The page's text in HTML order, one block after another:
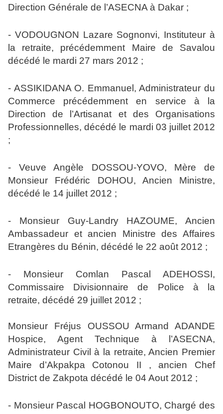
Direction Générale de l’ASECNA à Dakar ;
- VODOUGNON Lazare Sognonvi, Instituteur à
la retraite, précédemment Maire de Savalou
décédé le mardi 27 mars 2012 ;
- ASSIKIDANA O. Emmanuel, Administrateur du
Commerce précédemment en service à la
Direction de l’Artisanat et des Organisations
Professionnelles, décédé le mardi 03 juillet 2012
;
- Veuve Angèle DOSSOU-YOVO, Mère de
Monsieur Frédéric DOHOU, Ancien Ministre,
décédé le 14 juillet 2012 ;
- Monsieur Guy-Landry HAZOUME, Ancien
Ambassadeur et ancien Ministre des Affaires
Etrangères du Bénin, décédé le 22 août 2012 ;
- Monsieur Comlan Pascal ADEHOSSI,
Commissaire Divisionnaire de Police à la
retraite, décédé 29 juillet 2012 ;
Monsieur Fréjus OUSSOU Armand ADANDE
Hospice, Agent Technique à l’ASECNA,
Administrateur Civil à la retraite, Ancien Premier
Maire d’Akpakpa Cotonou II , ancien Chef
District de Zakpota décédé le 04 Aout 2012 ;
- Monsieur Pascal HOGBONOUTO, Chargé des